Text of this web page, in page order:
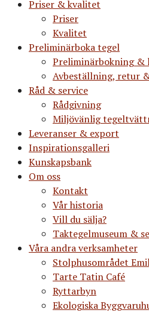
Priser & kvalitet
Priser
Kvalitet
Preliminärboka tegel
Preliminärbokning &
Avbeställning, retur
Råd & service
Rådgivning
Miljövänlig
Leveranser & export
Inspirationsgalleri
Kunskapsbank
Om oss
Kontakt
Vår historia
Vill du sälja?
Taktegelmuseum &
Våra andra verksamheter
Stolphusområdet
Tarte Tatin Café
Ryttarbyn
Ekologiska